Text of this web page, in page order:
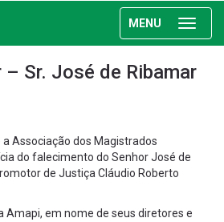
MENU
Sr. José de Ribamar
Associação dos Magistrados
do falecimento do Senhor José de
de Justiça Cláudio Roberto
Amapi, em nome de seus diretores e